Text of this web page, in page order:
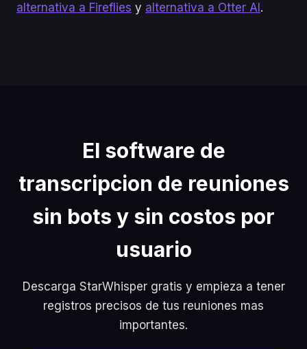
alternativa a Fireflies y alternativa a Otter AI .
El software de
transcripcion de reuniones
sin bots y sin costos por
usuario
Descarga StarWhisper gratis y empieza a tener
registros precisos de tus reuniones mas
importantes.